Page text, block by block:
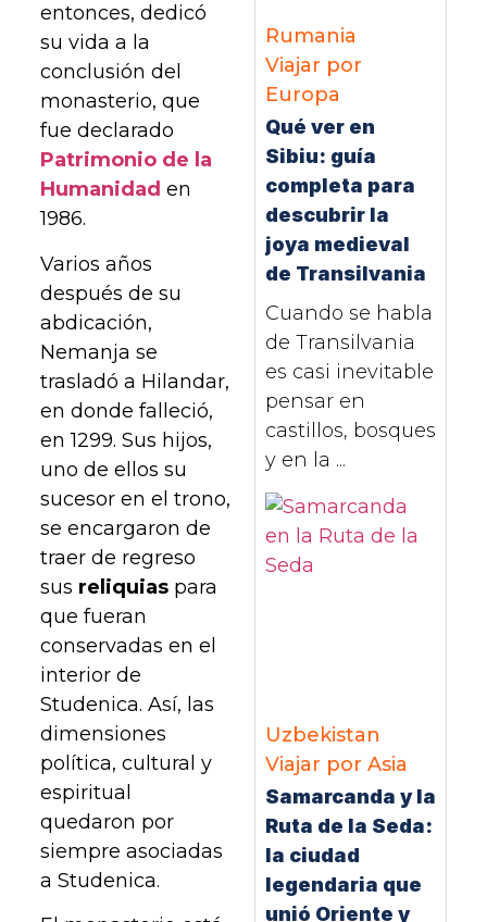
entonces, dedicó
su vida a la
conclusión del
monasterio, que
fue declarado
Patrimonio de la
Humanidad en
1986.
Varios años
después de su
abdicación,
Nemanja se
trasladó a Hilandar,
en donde falleció,
en 1299. Sus hijos,
uno de ellos su
sucesor en el trono,
se encargaron de
traer de regreso
sus reliquias para
que fueran
conservadas en el
interior de
Studenica. Así, las
dimensiones
política, cultural y
espiritual
quedaron por
siempre asociadas
a Studenica.
Rumania
Viajar por
Europa
Qué ver en
Sibiu: guía
completa para
descubrir la
joya medieval
de Transilvania
Cuando se habla
de Transilvania
es casi inevitable
pensar en
castillos, bosques
y en la ...
Uzbekistan
Viajar por Asia
Samarcanda y la
Ruta de la Seda:
la ciudad
legendaria que
unió Oriente y